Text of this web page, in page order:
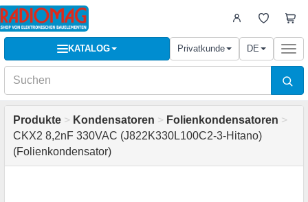
KATALOG Privatkunde DE
Produkte > Kondensatoren > Folienkondensatoren >
CKX2 8,2nF 330VAC (J822K330L100C2-3-Hitano)
(Folienkondensator)